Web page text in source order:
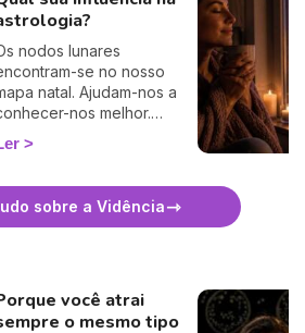
nodos lunares
se no nosso
natal. Ajudam-nos a
nos melhor.
os seus
e
sobre a Vidência
você atrai
o mesmo tipo